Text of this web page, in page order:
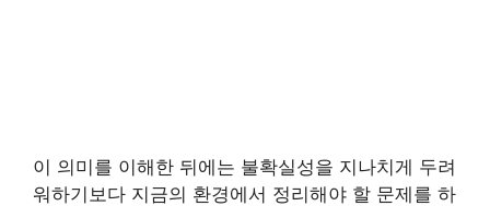
이 의미를 이해한 뒤에는 불확실성을 지나치게 두려
워하기보다 지금의 환경에서 정리해야 할 문제를 하